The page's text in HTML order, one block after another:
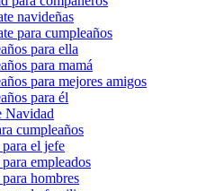
navideñas
para cumpleaños
para ella
para mamá
para mejores amigos
para él
Navidad
cumpleaños
el jefe
empleados
hombres